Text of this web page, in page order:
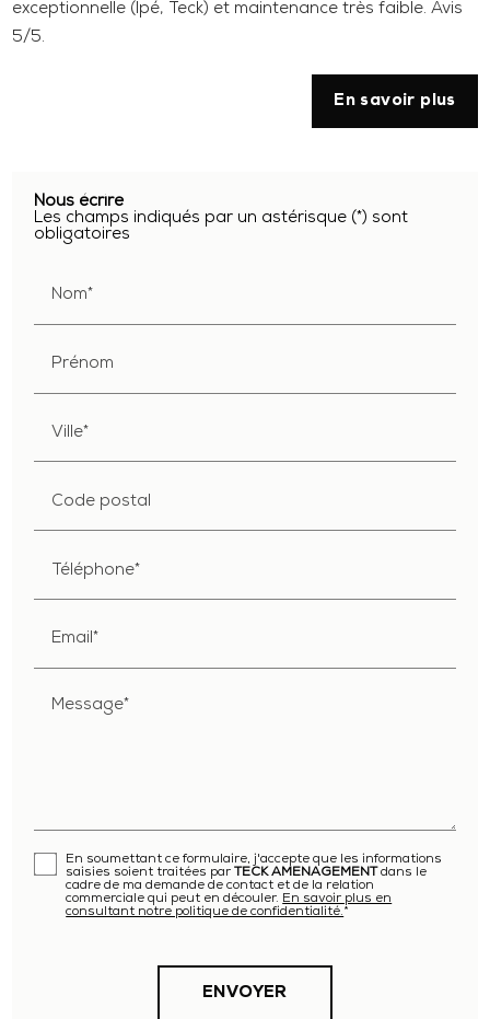
exceptionnelle (Ipé, Teck) et maintenance très faible. Avis
5/5.
En savoir plus
Nous écrire
Les champs indiqués par un astérisque (*) sont
obligatoires
Nom*
Prénom
Ville*
Code postal
Téléphone*
Email*
Message*
En soumettant ce formulaire, j'accepte que les informations
saisies soient traitées parTECK AMENAGEMENTdans le
cadre de ma demande de contact et de la relation
commerciale qui peut en découler. En savoir plus en
consultant notre politique de confidentialité.*